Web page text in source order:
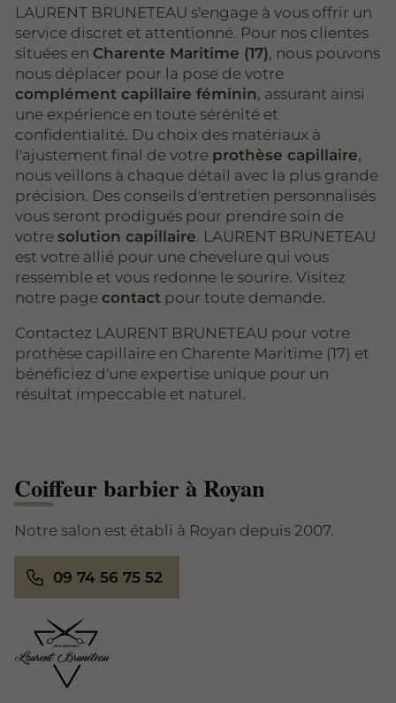
LAURENT BRUNETEAU s'engage à vous offrir un
service discret et attentionné. Pour nos clientes
situées en Charente Maritime (17), nous pouvons
nous déplacer pour la pose de votre
complément capillaire féminin, assurant ainsi
une expérience en toute sérénité et
confidentialité. Du choix des matériaux à
l'ajustement final de votre prothèse capillaire,
nous veillons à chaque détail avec la plus grande
précision. Des conseils d'entretien personnalisés
vous seront prodigués pour prendre soin de
votre solution capillaire. LAURENT BRUNETEAU
est votre allié pour une chevelure qui vous
ressemble et vous redonne le sourire. Visitez
notre page contact pour toute demande.
Contactez LAURENT BRUNETEAU pour votre
prothèse capillaire en Charente Maritime (17) et
bénéficiez d'une expertise unique pour un
résultat impeccable et naturel.
Coiffeur barbier à Royan
Notre salon est établi à Royan depuis 2007.
09 74 56 75 52